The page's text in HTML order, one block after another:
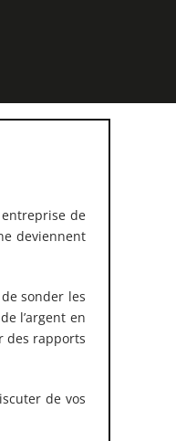
entreprise de
deviennent
sonder les
l’argent en
des rapports
de vos